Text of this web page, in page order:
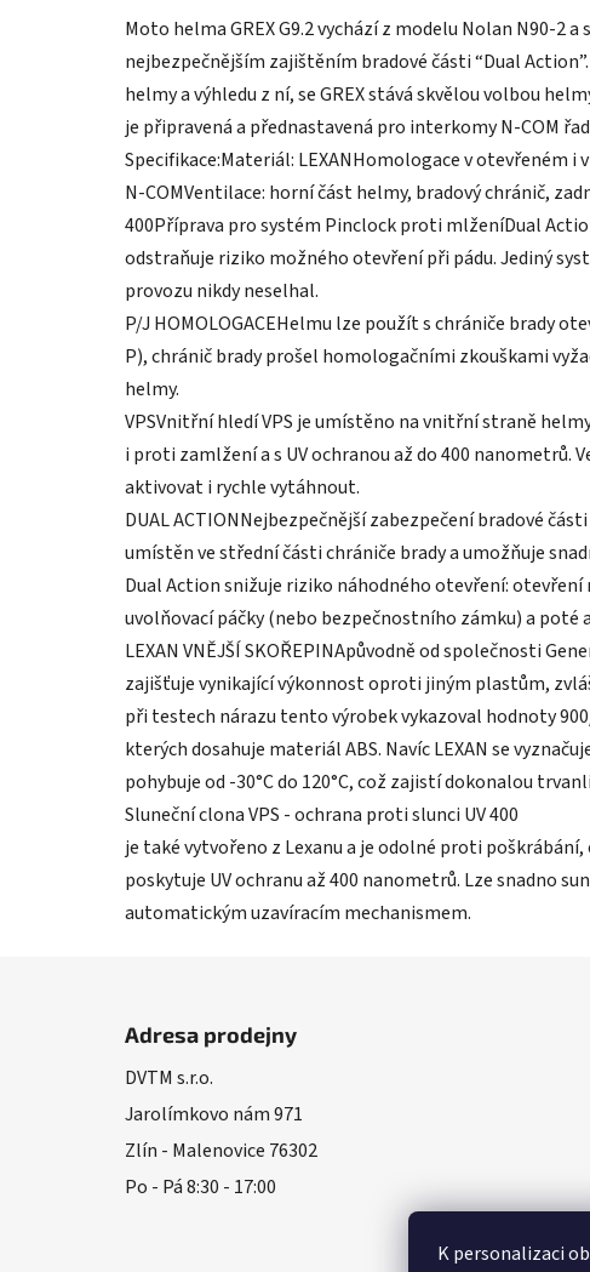
K personalizaci
Moto helma GREX G9.2 vychází z modelu Nolan N90-2
nejbezpečnějším zajištěním bradové části “Dual
helmy a výhledu z ní, se GREX stává skvělou volbou
je připravená a přednastavená pro interkomy N-COM
Specifikace:Materiál: LEXANHomologace v otevřeném
N-COMVentilace: horní část helmy, bradový chránič,
400Příprava pro systém Pinclock proti mlženíDual
odstraňuje riziko možného otevření při pádu. Jediný
provozu nikdy neselhal.
P/J HOMOLOGACEHelmu lze použít s chrániče brady
P), chránič brady prošel homologačními zkouškami
helmy.
VPSVnitřní hledí VPS je umístěno na vnitřní straně
i proti zamlžení a s UV ochranou až do 400 nanometrů.
aktivovat i rychle vytáhnout.
DUAL ACTIONNejbezpečnější zabezpečení bradové
umístěn ve střední části chrániče brady a umožňuje
Dual Action snižuje riziko náhodného otevření:
uvolňovací páčky (nebo bezpečnostního zámku) a poté
LEXAN VNĚJŠÍ SKOŘEPINApůvodně od společnosti
zajišťuje vynikající výkonnost oproti jiným plastům,
při testech nárazu tento výrobek vykazoval hodnoty
kterých dosahuje materiál ABS. Navíc LEXAN se
pohybuje od -30°C do 120°C, což zajistí dokonalou
Sluneční clona VPS - ochrana proti slunci UV 400
je také vytvořeno z Lexanu a je odolné proti
poskytuje UV ochranu až 400 nanometrů. Lze snadno
automatickým uzavíracím mechanismem.
Adresa prodejny
DVTM s.r.o.
Jarolímkovo nám 971
Zlín - Malenovice 76302
Po - Pá 8:30 - 17:00